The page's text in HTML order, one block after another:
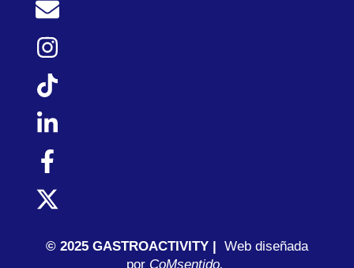
© 2025 GASTROACTIVITY |
Web diseñada
porCoMsentido.